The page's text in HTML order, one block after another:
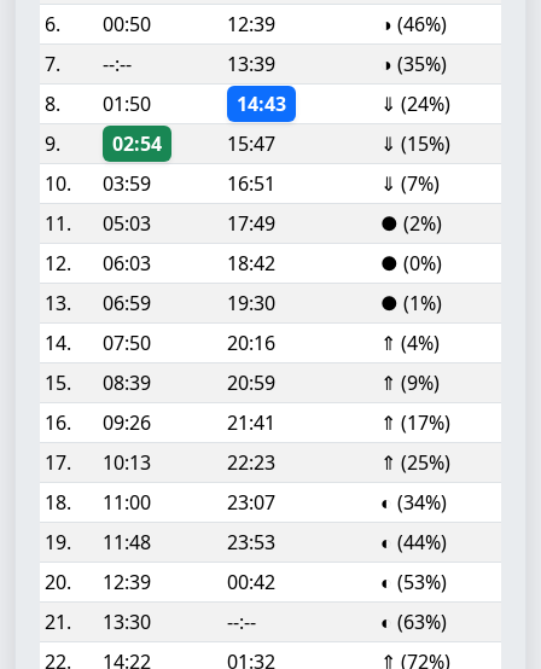
6.
00:50 12:39
◑ (46%)
7.
--:-- 13:39
◑ (35%)
8.
01:50 14:43
⇓ (24%)
9.
02:54 15:47
⇓ (15%)
10.
03:59 16:51
⇓ (7%)
11.
05:03 17:49
● (2%)
12.
06:03 18:42
● (0%)
13.
06:59 19:30
● (1%)
14.
07:50 20:16
⇑ (4%)
15.
08:39 20:59
⇑ (9%)
16.
09:26 21:41
⇑ (17%)
17.
10:13 22:23
⇑ (25%)
18.
11:00 23:07
◐ (34%)
19.
11:48 23:53
◐ (44%)
20.
12:39 00:42
◐ (53%)
21.
13:30 --:--
◐ (63%)
22.
14:22 01:32
⇑ (72%)